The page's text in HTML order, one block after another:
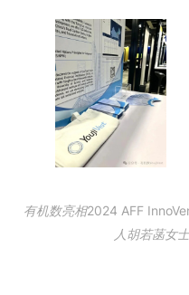
有机数亮相2024 AFF
人胡若菡女